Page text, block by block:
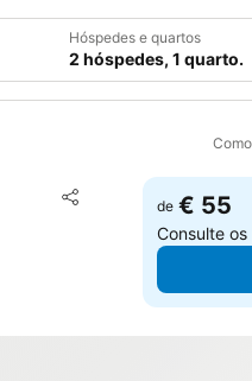
Hóspedes e quartos
2 hóspedes, 1 quarto.
Partilhar
Adicionar aos
de € 55
Consulte